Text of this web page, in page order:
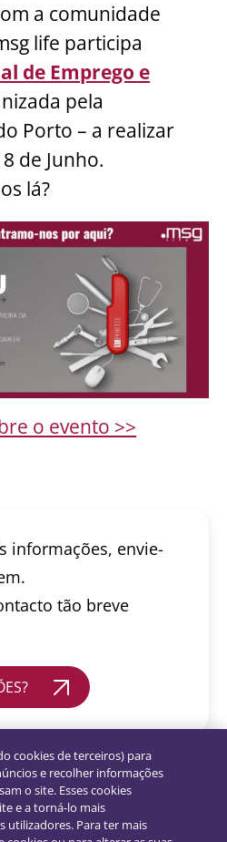
a comunidade
life participa
de Emprego e
pela
Porto – a realizar
de Junho.
lá?
o evento >>
informações, envie-
tão breve
cookies de terceiros) para
e recolher informações
o site. Esses cookies
e a torná-lo mais
utilizadores. Para ter mais